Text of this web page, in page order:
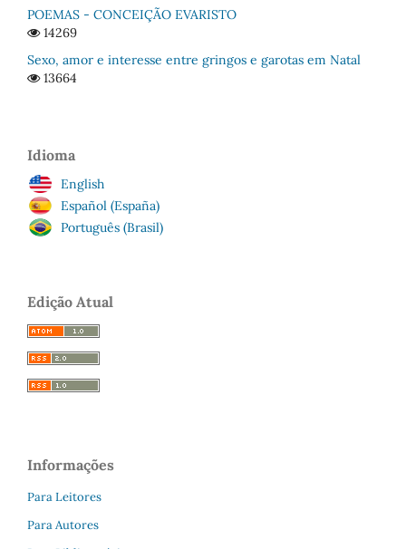
POEMAS - CONCEIÇÃO EVARISTO
14269
Sexo, amor e interesse entre gringos e garotas em Natal
13664
Idioma
English
Español (España)
Português (Brasil)
Edição Atual
Informações
Para Leitores
Para Autores